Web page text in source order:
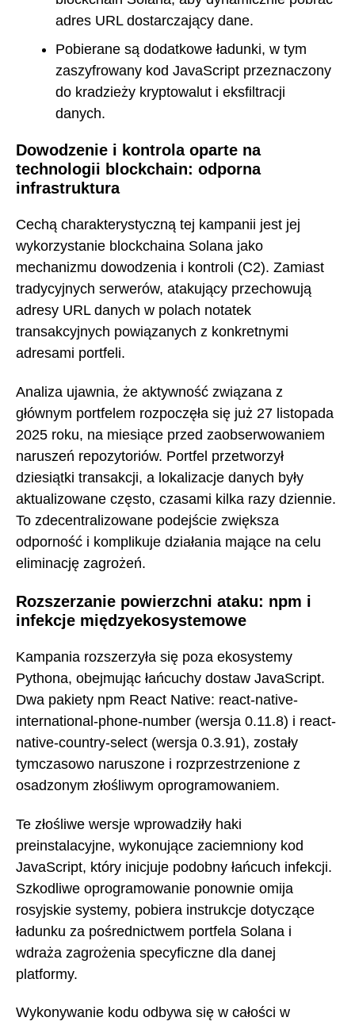
adres URL dostarczający dane.
Pobierane są dodatkowe ładunki, w tym
zaszyfrowany kod JavaScript przeznaczony
do kradzieży kryptowalut i eksfiltracji
danych.
Dowodzenie i kontrola oparte na
technologii blockchain: odporna
infrastruktura
Cechą charakterystyczną tej kampanii jest jej
wykorzystanie blockchaina Solana jako
mechanizmu dowodzenia i kontroli (C2). Zamiast
tradycyjnych serwerów, atakujący przechowują
adresy URL danych w polach notatek
transakcyjnych powiązanych z konkretnymi
adresami portfeli.
Analiza ujawnia, że aktywność związana z
głównym portfelem rozpoczęła się już 27 listopada
2025 roku, na miesiące przed zaobserwowaniem
naruszeń repozytoriów. Portfel przetworzył
dziesiątki transakcji, a lokalizacje danych były
aktualizowane często, czasami kilka razy dziennie.
To zdecentralizowane podejście zwiększa
odporność i komplikuje działania mające na celu
eliminację zagrożeń.
Rozszerzanie powierzchni ataku: npm i
infekcje międzyekosystemowe
Kampania rozszerzyła się poza ekosystemy
Pythona, obejmując łańcuchy dostaw JavaScript.
Dwa pakiety npm React Native: react-native-
international-phone-number (wersja 0.11.8) i react-
native-country-select (wersja 0.3.91), zostały
tymczasowo naruszone i rozprzestrzenione z
osadzonym złośliwym oprogramowaniem.
Te złośliwe wersje wprowadziły haki
preinstalacyjne, wykonujące zaciemniony kod
JavaScript, który inicjuje podobny łańcuch infekcji.
Szkodliwe oprogramowanie ponownie omija
rosyjskie systemy, pobiera instrukcje dotyczące
ładunku za pośrednictwem portfela Solana i
wdraża zagrożenia specyficzne dla danej
platformy.
Wykonywanie kodu odbywa się w całości w